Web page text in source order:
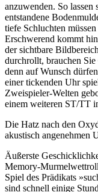
anzuwenden. So
entstandene
tiefe Schluchten
Erschwerend kommt
der sichtbare
durchrollt, brauchen
denn auf Wunsch
einer tickenden Uhr
Zweispieler-Welten
einem weiteren ST/TT
Die Hatz nach den
akustisch angenehmen
Äußerste
Memory-
Spiel des Prädikats
sind schnell einige